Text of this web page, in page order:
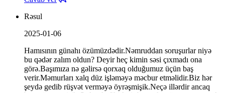
Rəsul
2025-01-06
Hamısının günahı özümüzdədir.Nəmruddan soruşurlar niyə
bu qədər zalım oldun? Deyir heç kimin səsi çıxmadı ona
görə.Başımıza nə gəlirsə qorxaq olduğumuz üçün baş
verir.Məmurları xalq düz işləməyə məcbur etməlidir.Biz hər
şeydə gedib rüşvət verməyə öyrəşmişik.Neçə illərdir ancaq